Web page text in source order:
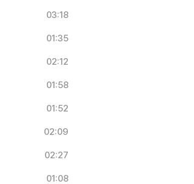
03:18
01:35
02:12
01:58
01:52
02:09
02:27
01:08